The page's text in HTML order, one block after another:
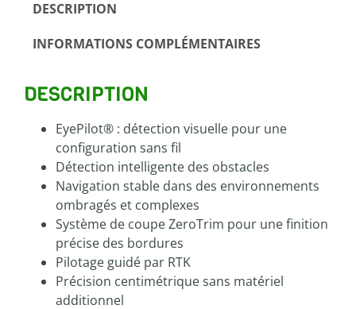
DESCRIPTION
INFORMATIONS COMPLÉMENTAIRES
DESCRIPTION
EyePilot® : détection visuelle pour une
configuration sans fil
Détection intelligente des obstacles
Navigation stable dans des environnements
ombragés et complexes
Système de coupe ZeroTrim pour une finition
précise des bordures
Pilotage guidé par RTK
Précision centimétrique sans matériel
additionnel